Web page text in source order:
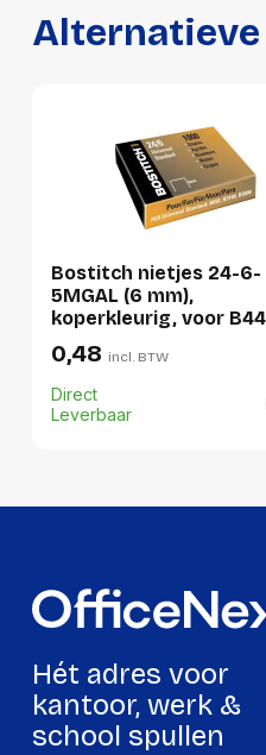
Breedte:
Gewicht:
Bostitch nietjes 24-6-
5MGAL (6 mm),
koperkleurig, voor
B660, B650, B3100,
B2500, B3000, B...
0,48 incl. BTW
Direct
Leverbaar
Hét adres voor
kantoor, werk &
school spullen